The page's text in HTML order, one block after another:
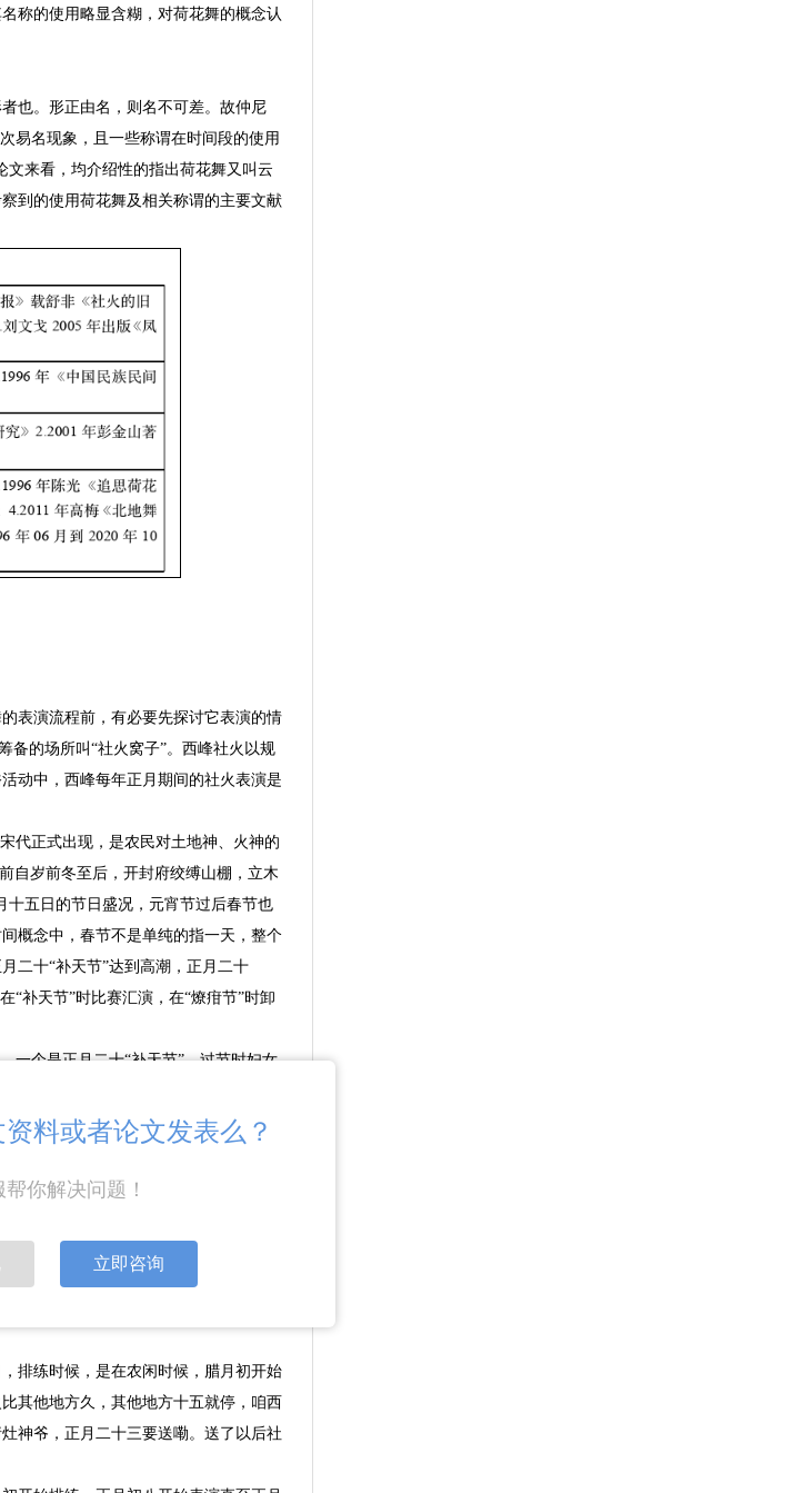
称的使用略显含糊，对荷花舞的概念认
也。形正由名，则名不可差。故仲尼
易名现象，且一些称谓在时间段的使用
文来看，均介绍性的指出荷花舞又叫云
到的使用荷花舞及相关称谓的主要文献
表演流程前，有必要先探讨它表演的情
的场所叫“社火窝子”。西峰社火以规
动中，西峰每年正月期间的社火表演是
代正式出现，是农民对土地神、火神的
自岁前冬至后，开封府绞缚山棚，立木
十五日的节日盛况，元宵节过后春节也
概念中，春节不是单纯的指一天，整个
二十“补天节”达到高潮，正月二十
“补天节”时比赛汇演，在“燎疳节”时卸
一个是正月二十“补天节”，过节时妇女
一日赛社火、演社火也是民间祈求风调
，人们在燃烧的火焰前跨火堆，意为祛
种结束社火的仪式，同时也是年过完开
年的打拼。
排练时候，是在农闲时候，腊月初开始
其他地方久，其他地方十五就停，咱西
神爷，正月二十三要送嘞。送了以后社
料或者论文发表么？
你解决问题！
立即咨询